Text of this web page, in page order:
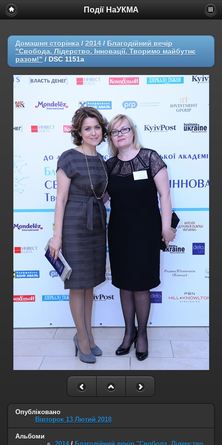
Події НаУКМА
Домашня сторінка / 2014 / Благодійний вечір
"Свобода. Лідерство. Інновації. Творимо майбутнє
разом!" / DSC 1151a
Опубліковано
Вівторок 13 Лютий 2018
Альбоми